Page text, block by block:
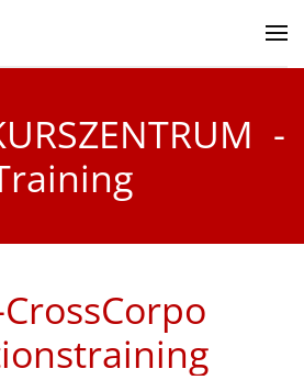
springen
-